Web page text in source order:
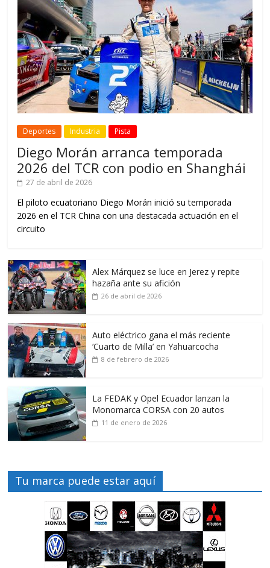
Deportes Industria Pista
Diego Morán arranca temporada
2026 del TCR con podio en Shanghái
27 de abril de 2026
El piloto ecuatoriano Diego Morán inició su temporada
2026 en el TCR China con una destacada actuación en el
circuito
Alex Márquez se luce en Jerez y repite
hazaña ante su afición
26 de abril de 2026
Auto eléctrico gana el más reciente
‘Cuarto de Milla’ en Yahuarcocha
8 de febrero de 2026
La FEDAK y Opel Ecuador lanzan la
Monomarca CORSA con 20 autos
11 de enero de 2026
Tu marca puede estar aquí